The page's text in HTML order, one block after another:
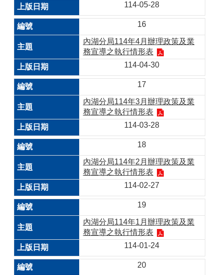
114-05-28
16
內湖分局114年4月辦理政策及業
務宣導之執行情形表
114-04-30
17
內湖分局114年3月辦理政策及業
務宣導之執行情形表
114-03-28
18
內湖分局114年2月辦理政策及業
務宣導之執行情形表
114-02-27
19
內湖分局114年1月辦理政策及業
務宣導之執行情形表
114-01-24
20